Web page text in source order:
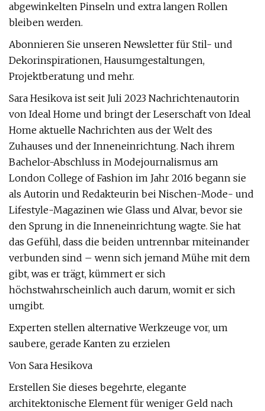
abgewinkelten Pinseln und extra langen Rollen
bleiben werden.
Abonnieren Sie unseren Newsletter für Stil- und
Dekorinspirationen, Hausumgestaltungen,
Projektberatung und mehr.
Sara Hesikova ist seit Juli 2023 Nachrichtenautorin
von Ideal Home und bringt der Leserschaft von Ideal
Home aktuelle Nachrichten aus der Welt des
Zuhauses und der Inneneinrichtung. Nach ihrem
Bachelor-Abschluss in Modejournalismus am
London College of Fashion im Jahr 2016 begann sie
als Autorin und Redakteurin bei Nischen-Mode- und
Lifestyle-Magazinen wie Glass und Alvar, bevor sie
den Sprung in die Inneneinrichtung wagte. Sie hat
das Gefühl, dass die beiden untrennbar miteinander
verbunden sind – wenn sich jemand Mühe mit dem
gibt, was er trägt, kümmert er sich
höchstwahrscheinlich auch darum, womit er sich
umgibt.
Experten stellen alternative Werkzeuge vor, um
saubere, gerade Kanten zu erzielen
Von Sara Hesikova
Erstellen Sie dieses begehrte, elegante
architektonische Element für weniger Geld nach